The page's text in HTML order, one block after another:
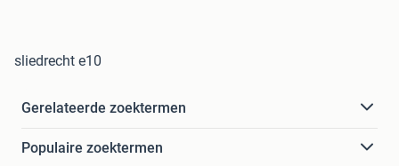
sliedrecht e10
Gerelateerde zoektermen
Populaire zoektermen